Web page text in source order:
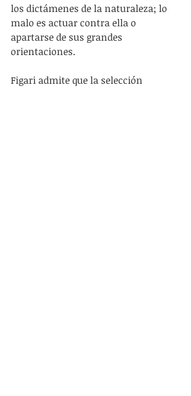
los dictámenes de la naturaleza; lo
malo es actuar contra ella o
apartarse de sus grandes
orientaciones.
Figari admite que la selección